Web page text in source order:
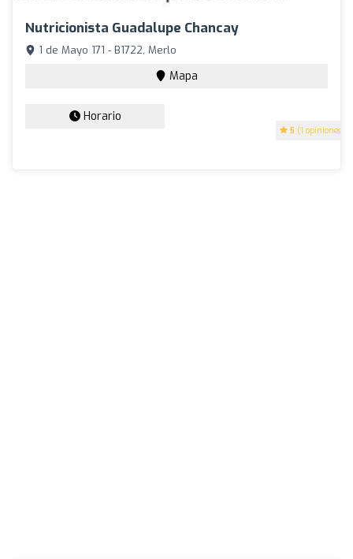
Nutricionista Guadalupe Chancay
5 (1 opiniones)
1 de Mayo 171 - B1722, Merlo
Mapa
Horario